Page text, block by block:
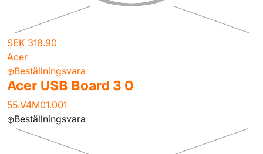
SEK 318.90
Acer
Beställningsvara
Acer USB Board 3 0
55.V4M01.001
Beställningsvara